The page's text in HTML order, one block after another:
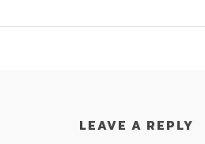
LEAVE A REPLY